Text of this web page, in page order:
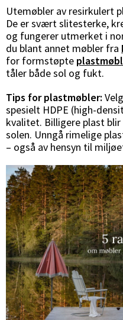
Utemøbler av resirkulert
De er svært slitesterke,
og fungerer utmerket i
du blant annet møbler fra
for formstøpte
tåler både sol og fukt.
Tips for plastmøbler:
spesielt HDPE (high-
kvalitet. Billigere plast
solen. Unngå rimelige
– også av hensyn til